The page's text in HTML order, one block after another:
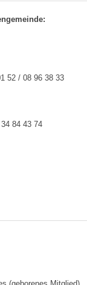
52 / 08 96 38 33
84 43 74